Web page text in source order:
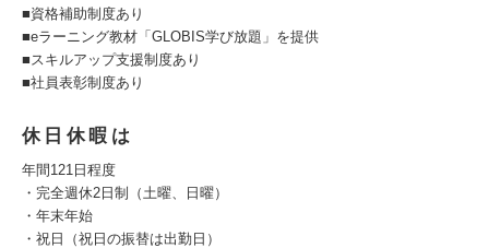
■資格補助制度あり
■eラーニング教材「GLOBIS学び放題」を提供
■スキルアップ支援制度あり
■社員表彰制度あり
休日休暇は
年間121日程度
・完全週休2日制（土曜、日曜）
・年末年始
・祝日（祝日の振替は出勤日）